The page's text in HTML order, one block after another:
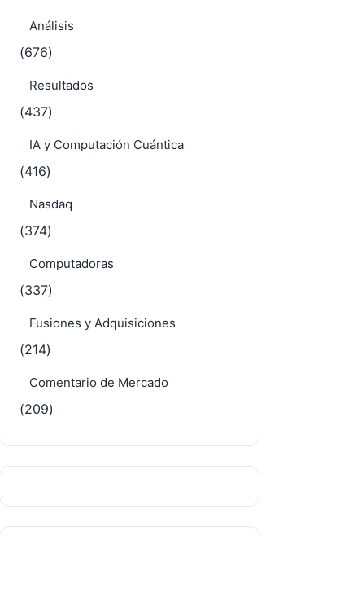
Análisis
(676)
Resultados
(437)
IA y Computación Cuántica
(416)
Nasdaq
(374)
Computadoras
(337)
Fusiones y Adquisiciones
(214)
Comentario de Mercado
(209)